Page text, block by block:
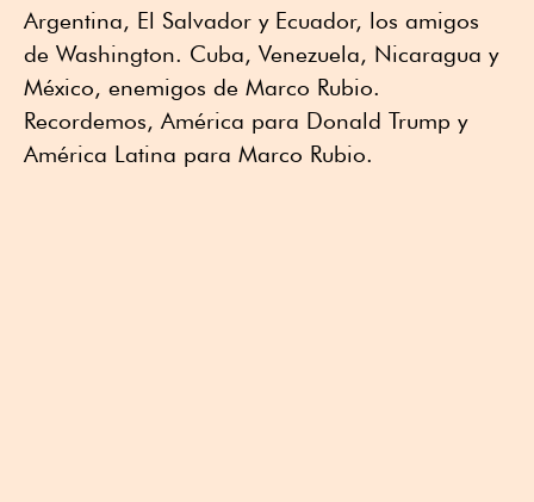
Argentina, El Salvador y Ecuador, los amigos
de Washington. Cuba, Venezuela, Nicaragua y
México, enemigos de Marco Rubio.
Recordemos, América para Donald Trump y
América Latina para Marco Rubio.